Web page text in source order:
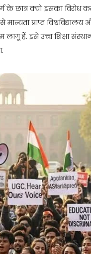
के छात्र क्यों इसका
प्राप्त
हैं. इसे उच्च शिक्षा